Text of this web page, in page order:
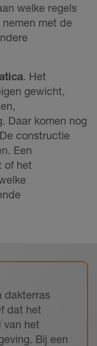
welke regels
met de
. Het
gewicht,
Daar komen nog
constructie
Een
of het
dakterras
dat het
van het
Bij een